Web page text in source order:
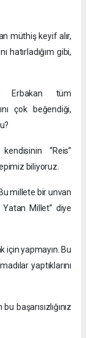
müthiş keyif alır,
hatırladığım gibi,
Erbakan tüm
çok beğendiği,
“Reis”
biliyoruz.
millete bir unvan
Yatan Millet” diye
için yapmayın. Bu
yaptıklarını
başarısızlığınız